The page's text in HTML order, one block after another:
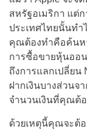
สหรัฐอเมริกา แต่
ประเทศไทยนั้นทำ
คุณต้องทำคือค้นห
การซื้อขายหุ้นออ
ถึงการแลกเปลี่ยน
ฝากเงินบางส่วนจ
จำนวนเงินที่คุณต้
ด้วยเหตุนี้คุณจะต้